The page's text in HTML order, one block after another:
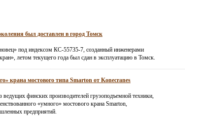
был доставлен в город Томск
под индексом КС-55735-7, созданный инженерами
летом текущего года был сдан в эксплуатацию в Томск.
крана мостового типа Smarton от Konecranes
ведущих финских производителей грузоподъемной техники,
«умного» мостового крана Smarton,
предприятий.